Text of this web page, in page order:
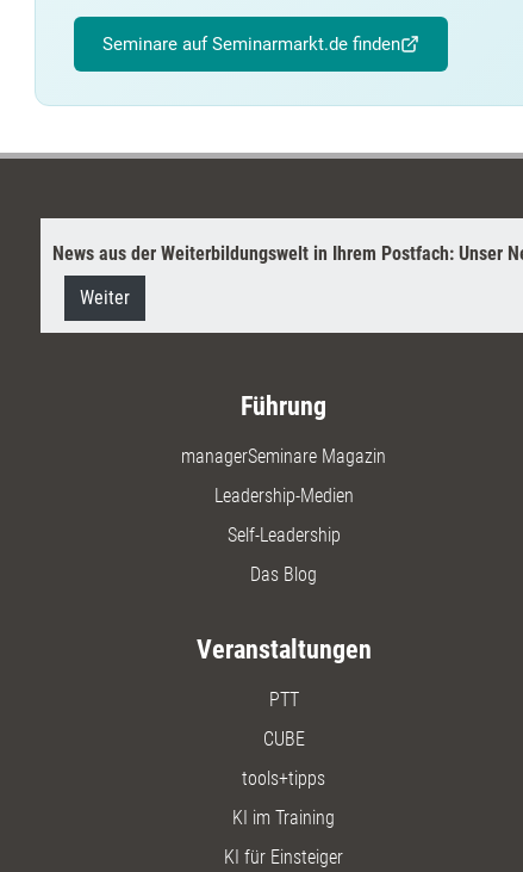
Seminare auf Seminarmarkt.de finden
News aus der Weiterbildungswelt in Ihrem Postfach: Unser
Weiter
Führung
managerSeminare Magazin
Leadership-Medien
Self-Leadership
Das Blog
Veranstaltungen
PTT
CUBE
tools+tipps
KI im Training
KI für Einsteiger